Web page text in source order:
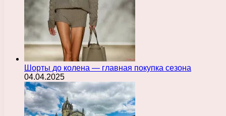
Шорты до колена — главная покупка сезона
04.04.2025